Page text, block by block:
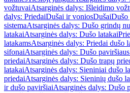
vožtuvaiAtsarginės dalys: Išleidimo
dalys: PriedaiDušai ir voniosDušaiDušo
sistemaAtsarginės dalys: Dušo grindų
latakaiAtsarginės dalys: Dušo latakai
latakamsAtsarginės dalys: Priedai dušo
sifonaiAtsarginės dalys: Dušo
priedaiAtsarginės dalys: Dušo trapų
latakaiAtsarginės dalys: Sieniniai dušo
priedaiAtsarginės dalys: Sieninių dušo
ir dušo paviršiaiAtsarginės dalys: Dušo